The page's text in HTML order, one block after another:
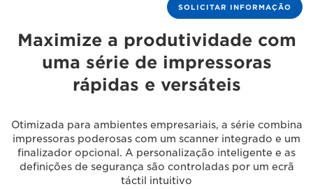
SOLICITAR INFORMAÇÃO
Maximize a produtividade com
uma série de impressoras
rápidas e versáteis
Otimizada para ambientes empresariais, a série combina
impressoras poderosas com um scanner integrado e um
finalizador opcional. A personalização inteligente e as
definições de segurança são controladas por um ecrã
táctil intuitivo